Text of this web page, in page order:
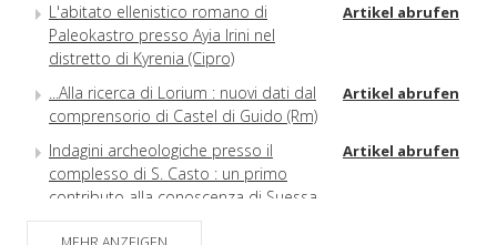
L'abitato ellenistico romano di
Paleokastro presso Ayia Irini nel
distretto di Kyrenia (Cipro)
Artikel abrufen
...Alla ricerca di Lorium : nuovi dati dal
comprensorio di Castel di Guido (Rm)
Artikel abrufen
Indagini archeologiche presso il
complesso di S. Casto : un primo
contributo alla conoscenza di Suessa
(Sessa Aurunca) paleocristiana
Artikel abrufen